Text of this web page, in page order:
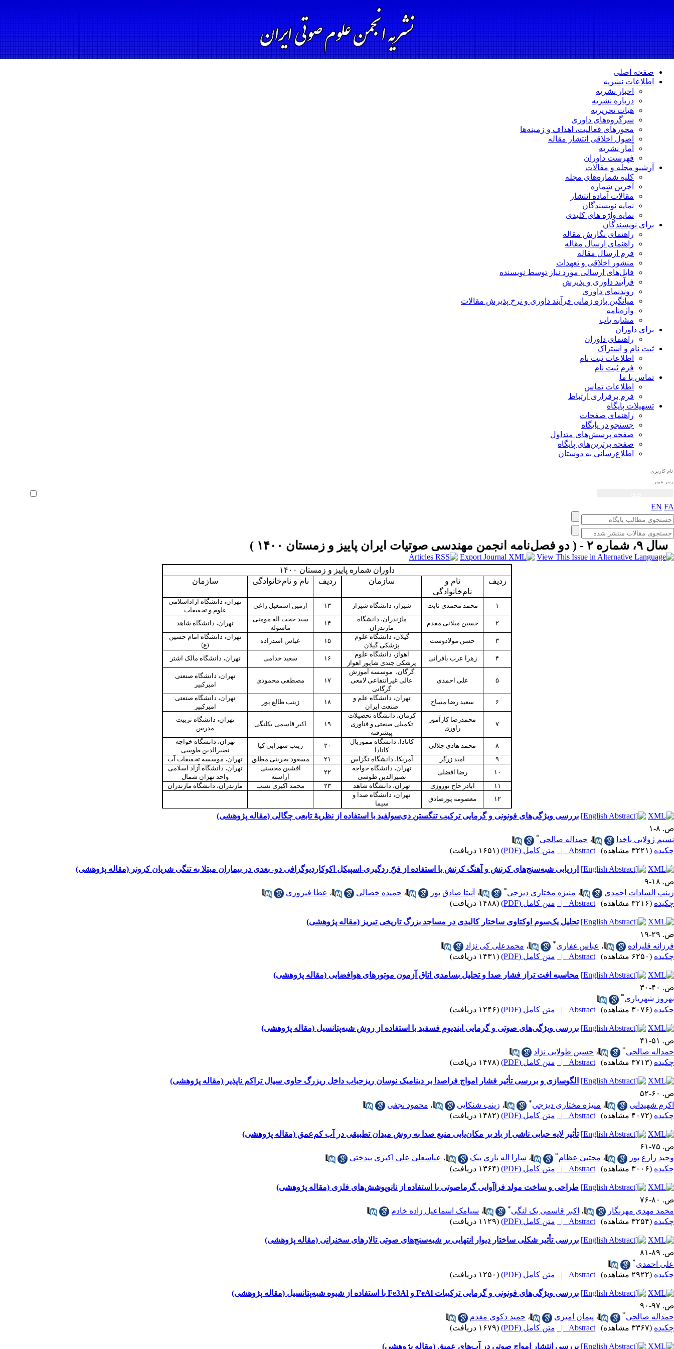
صفحه اصلی
اطلاعات نشریه
اخبار نشریه
درباره نشریه
هیات تحریریه
سرگروه‌های داوری
محورهای فعالیت، اهداف و زمینه‌ها
اصول اخلاقی انتشار مقاله
آمار نشریه
فهرست داوران
آرشیو مجله و مقالات
کلیه شماره‌های مجله
آخرین شماره
مقالات آماده انتشار
نمایه نویسندگان
نمایه واژه های کلیدی
برای نویسندگان
راهنمای نگارش مقاله
راهنمای ارسال مقاله
فرم ارسال مقاله
منشور اخلاقی و تعهدات
فایل‌های ارسالی مورد نیاز توسط نویسنده
فرآیند داوری و پذیرش
روندنمای داوری
میانگین بازه زمانی فرآیند داوری و نرخ پذیرش مقالات
واژه‌نامه
مشابه یاب
برای داوران
راهنمای داوران
ثبت نام و اشتراک
اطلاعات ثبت نام
فرم ثبت نام
تماس با ما
اطلاعات تماس
فرم برقراری ارتباط
تسهیلات پایگاه
راهنمای صفحات
جستجو در پایگاه
صفحه پرسش‌های متداول
صفحه برترین‌های پایگاه
اطلاع‌رسانی به دوستان
EN FA
سال ۹، شماره ۲ - ( دو فصل‌نامه انجمن مهندسی صوتیات ايران پاییز و زمستان ۱۴۰۰ )
داوران شماره پاییز و زمستان ۱۴۰۰
ردیف
نام و
نام‌خانوادگی
سازمان ردیف نام و نام‌خانوادگی سازمان
۱ محمد محمدی ثابت شیراز، دانشگاه شیراز ۱۳ آرمین اسمعیل زاغی
تهران، دانشگاه آزاداسلامی
علوم و تحقیقات
۲
حسین میلانی مقدم
مازندران، دانشگاه
مازندران
۱۴
سید حجت اله مومنی
ماسوله
تهران، دانشگاه شاهد
۳ حسن مولادوست
گیلان، دانشگاه علوم
پزشکی گیلان
۱۵ عباس اسدزاده
تهران، دانشگاه امام حسین
(ع)
۴
زهرا عرب بافرانی
اهواز، دانشگاه علوم
پزشکی جندی شاپور اهواز
۱۶ سعید خدامی تهران، دانشگاه مالک اشتر
۵ علی احمدی
گرگان، موسسه آموزش
عالی غیرانتفاعی لامعی
گرگانی
۱۷ مصطفی محمودی
تهران، دانشگاه صنعتی
امیرکبیر
۶ سعید رضا مساح
تهران، دانشگاه علم و
صنعت ایران
۱۸ زینب طالع پور
تهران، دانشگاه صنعتی
امیرکبیر
۷
محمدرضا کارآموز
راوری
کرمان، دانشگاه تحصیلات
تکمیلی صنعتی و فناوری
پیشرفته
۱۹ اکبر قاسمی یکلنگی
تهران، دانشگاه تربیت
مدرس
۸ محمد هادی جلالی
کانادا، دانشگاه مموریال
کانادا
۲۰ زینب سهرابی کیا
تهران، دانشگاه خواجه
نصیرالدین طوسی
۹
امید زرگر آمریکا، دانشگاه تگزاس ۲۱ مسعود بحرینی مطلق
تهران، موسسه تحقیقات آب
۱۰
رضا افضلی
تهران، دانشگاه خواجه
نصیرالدین طوسی
۲۲
افشین محسنی
آراسته
تهران، دانشگاه آزاد اسلامی
واحد تهران شمال
۱۱
اباذر حاج نوروزی تهران، دانشگاه شاهد ۲۳ محمد اکبری نسب
مازندران، دانشگاه مازندران
۱۲
معصومه پورصادق
تهران، دانشگاه صدا و
سیما
بررسی ویژگی‌های فونونی و گرمایی ترکیب تنگستن دی‌سولفید با استفاده از نظریۀ تابعی چگالی (مقاله پژوهشی)
ص. ۸-۱
نسیم ژولایی باخدا
، حمداله صالحی*
چکیده (۳۲۲۱ مشاهده) |
Abstract | متن کامل (PDF) (۱۶۵۱ دریافت)
ارزیابی شبه‌سنج‌های کرنش و آهنگ کرنش با استفاده از فنّ ردگیری-اسپیکل اکوکاردیوگرافی دو- بعدی در بیماران مبتلا به تنگی شریان کرونر (مقاله پژوهشی)
ص. ۱۸-۹
زینب السادات احمدی
، منیژه مختاری دیزجی* ، آنیتا صادق پور ، حمیده خصالی ، عطا فیروزی
چکیده (۳۲۱۶ مشاهده) |
Abstract | متن کامل (PDF) (۱۴۸۸ دریافت)
تحلیل یک‌سوم اوکتاوی ساختار کالبدی در مساجد بزرگ تاریخی تبریز (مقاله پژوهشی)
ص. ۲۹-۱۹
فرزانه قلیزاده
، عباس غفاری* ، محمدعلی کی نژاد
چکیده (۶۲۵۰ مشاهده) |
Abstract | متن کامل (PDF) (۱۴۳۱ دریافت)
محاسبه افت تراز فشار صدا و تحلیل بسامدی اتاق آزمون موتورهای هوافضایی (مقاله پژوهشی)
ص. ۴۰-۳۰
بهروز شهریاری*
چکیده (۳۰۷۶ مشاهده) |
Abstract | متن کامل (PDF) (۱۲۴۶ دریافت)
بررسی ویژگی‌های صوتی و گرمایی ایندیوم فسفید با استفاده از روش شبه‌پتانسیل (مقاله پژوهشی)
ص. ۵۱-۴۱
حمداله صالحی* ، حسین طولابی نژاد
چکیده (۳۷۱۳ مشاهده) |
Abstract | متن کامل (PDF) (۱۴۷۸ دریافت)
الگو‎سازی و بررسی تأثیر فشار امواج فراصدا بر دینامیک نوسان ریزحباب داخل ریزرگ حاوی سیال تراکم ناپذیر (مقاله پژوهشی)
ص. ۶۰-۵۲
اکرم شهیدانی
، منیژه مختاری دیزجی* ، زینب شنکایی ، محمود نجفی
چکیده (۴۰۷۲ مشاهده) |
Abstract | متن کامل (PDF) (۱۴۸۲ دریافت)
تأثیر لایه حبابی ناشی از باد بر مکان‌یابی منبع صدا به روش میدان تطبیقی در آب کم‌عمق (مقاله پژوهشی)
ص. ۷۵-۶۱
وحید زارع پور
، مجتبی عظام* ، سارا اله یاری بیک ، عباسعلی علی اکبری بیدختی
چکیده (۳۰۰۶ مشاهده) |
Abstract | متن کامل (PDF) (۱۳۶۴ دریافت)
طراحی و ساخت مولد فراآوایی گرماصوتی با استفاده از نانوپوشش‌‌های فلزی (مقاله پژوهشی)
ص. ۸۰-۷۶
محمد مهدی مهرنگار
، اکبر قاسمی یک لنگی* ، سیامک اسماعیل زاده خادم
چکیده (۳۲۵۴ مشاهده) |
Abstract | متن کامل (PDF) (۱۱۲۹ دریافت)
بررسی تأثیر شکلی ساختار دیوار انتهایی بر شبه‌سنج‌های صوتی تالار‌های سخنرانی (مقاله پژوهشی)
ص. ۸۹-۸۱
علی احمدی*
چکیده (۲۹۲۲ مشاهده) |
Abstract | متن کامل (PDF) (۱۲۵۰ دریافت)
بررسی ویژگی‌های فونونی و گرمایی ترکیبات FeAl و Fe3Al با استفاده از شیوه شبه‌پتانسیل (مقاله پژوهشی)
ص. ۹۷-۹۰
حمداله صالحی* ، پیمان امیری ، حمید ذکوی مقدم
چکیده (۳۳۶۷ مشاهده) |
Abstract | متن کامل (PDF) (۱۶۷۹ دریافت)
بررسی انتشار امواج صوتی در آب‌های عمیق (مقاله پژوهشی)